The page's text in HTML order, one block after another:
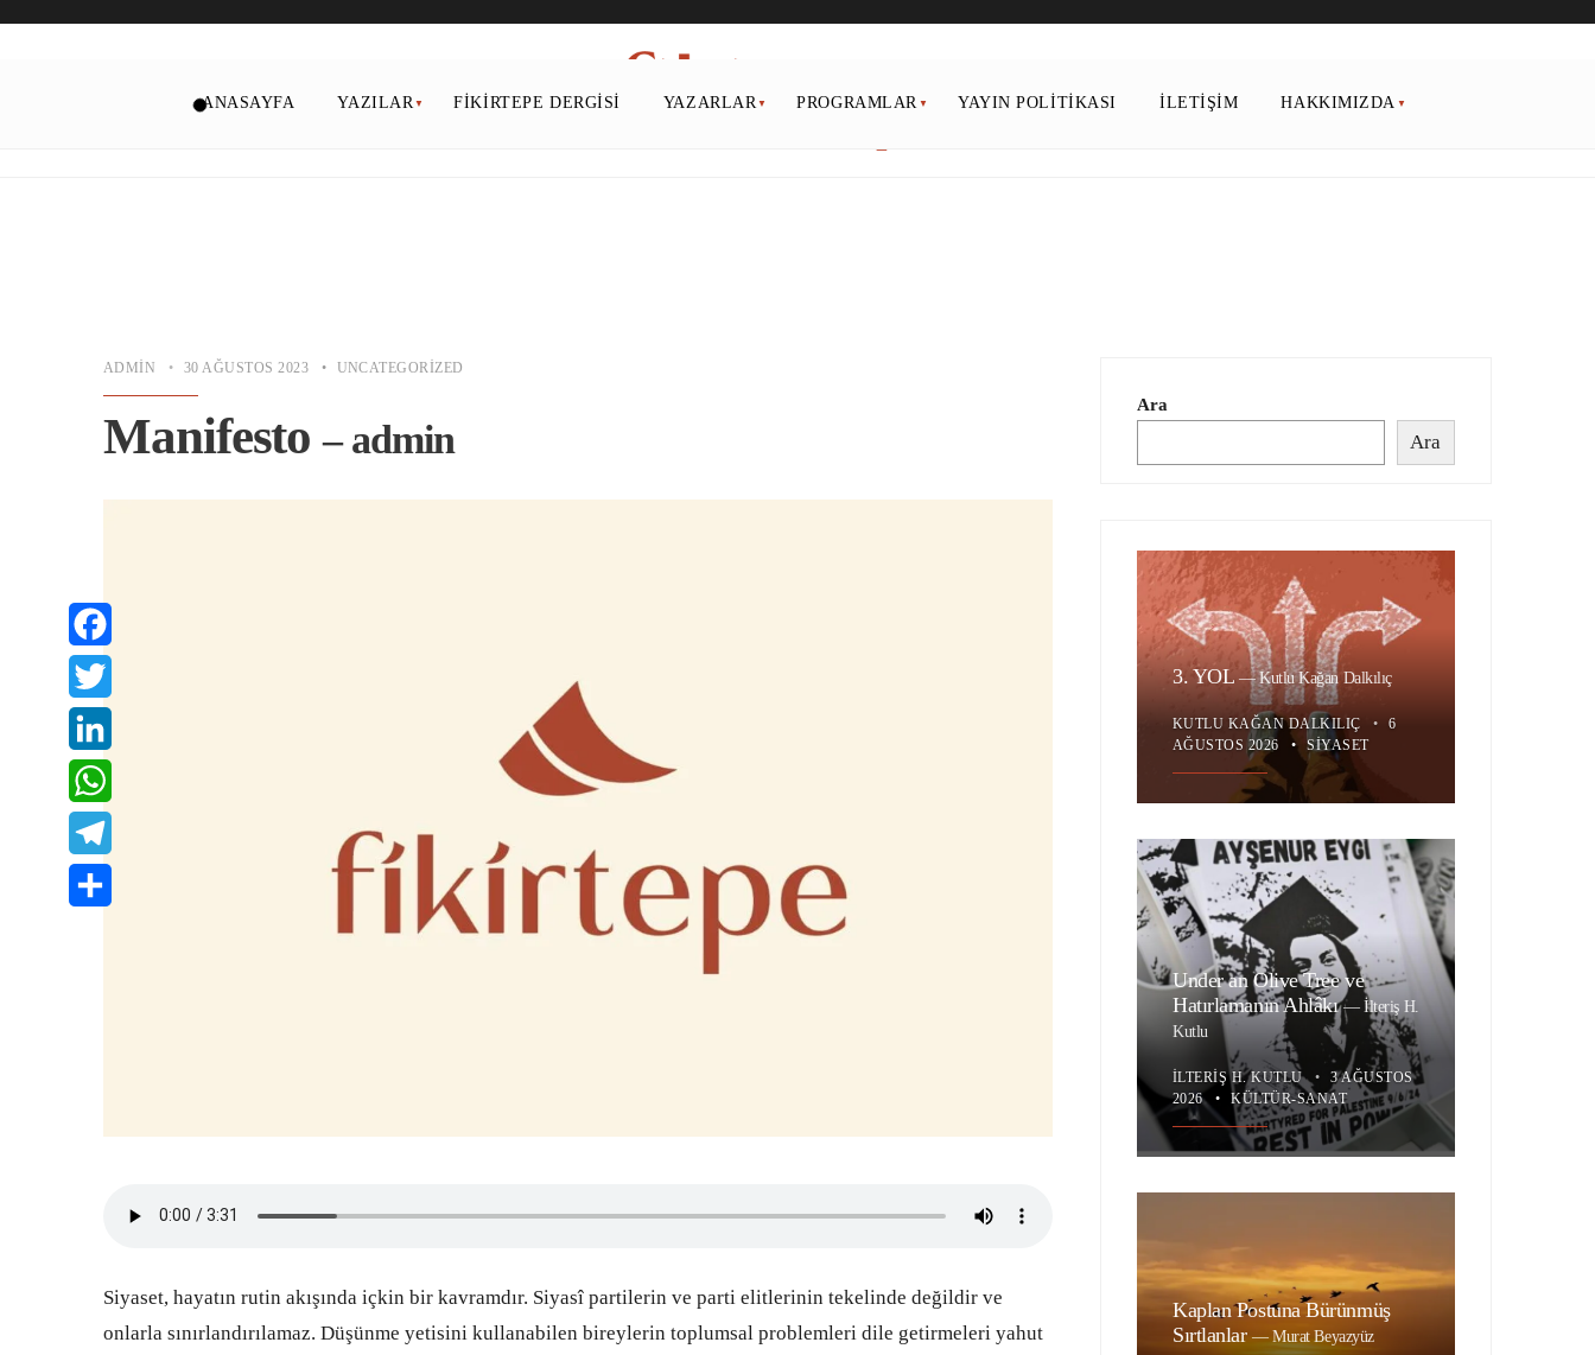
ANASAYFA YAZILAR FIKIRTEPE DERGISI YAZARLAR PROGRAMLAR YAYIN POLITIKASI İLETIŞIM HAKKIMIZDA
ADMIN • 30 AĞUSTOS 2023 • UNCATEGORIZED
Manifesto– admin
Siyaset, hayatın rutin akışında içkin bir kavramdır. Siyasî partilerin ve parti elitlerinin tekelinde değildir ve
onlarla sınırlandırılamaz. Düşünme yetisini kullanabilen bireylerin toplumsal problemleri dile getirmeleri yahut
Ara
Ara
3. YOL—Kutlu Kağan Dalkılıç
KUTLU KAĞAN DALKILIÇ •
6
AĞUSTOS 2026
• SIYASET
Under an Olive Tree ve
Hatırlamanın Ahlâkı—İlteriş H.
Kutlu
İLTERIŞ H. KUTLU •
3 AĞUSTOS
2026
• KÜLTÜR-SANAT
Kaplan Postuna Bürünmüş
Sırtlanlar—Murat Beyazyüz
Facebook
Twitter
LinkedIn
WhatsApp
Telegram